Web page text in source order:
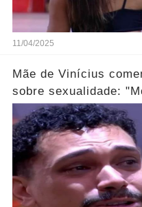
11/04/2025
Mãe de Vinícius
sobre sexualidade: